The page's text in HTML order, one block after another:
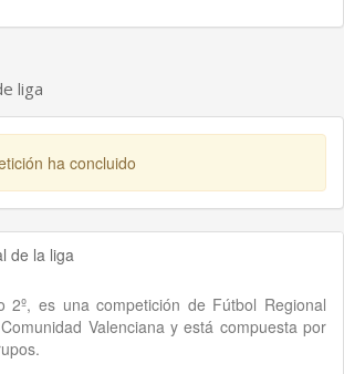
liga
ha concluido
de la liga
2º, es una competición de Fútbol Regional
Valenciana y está compuesta por